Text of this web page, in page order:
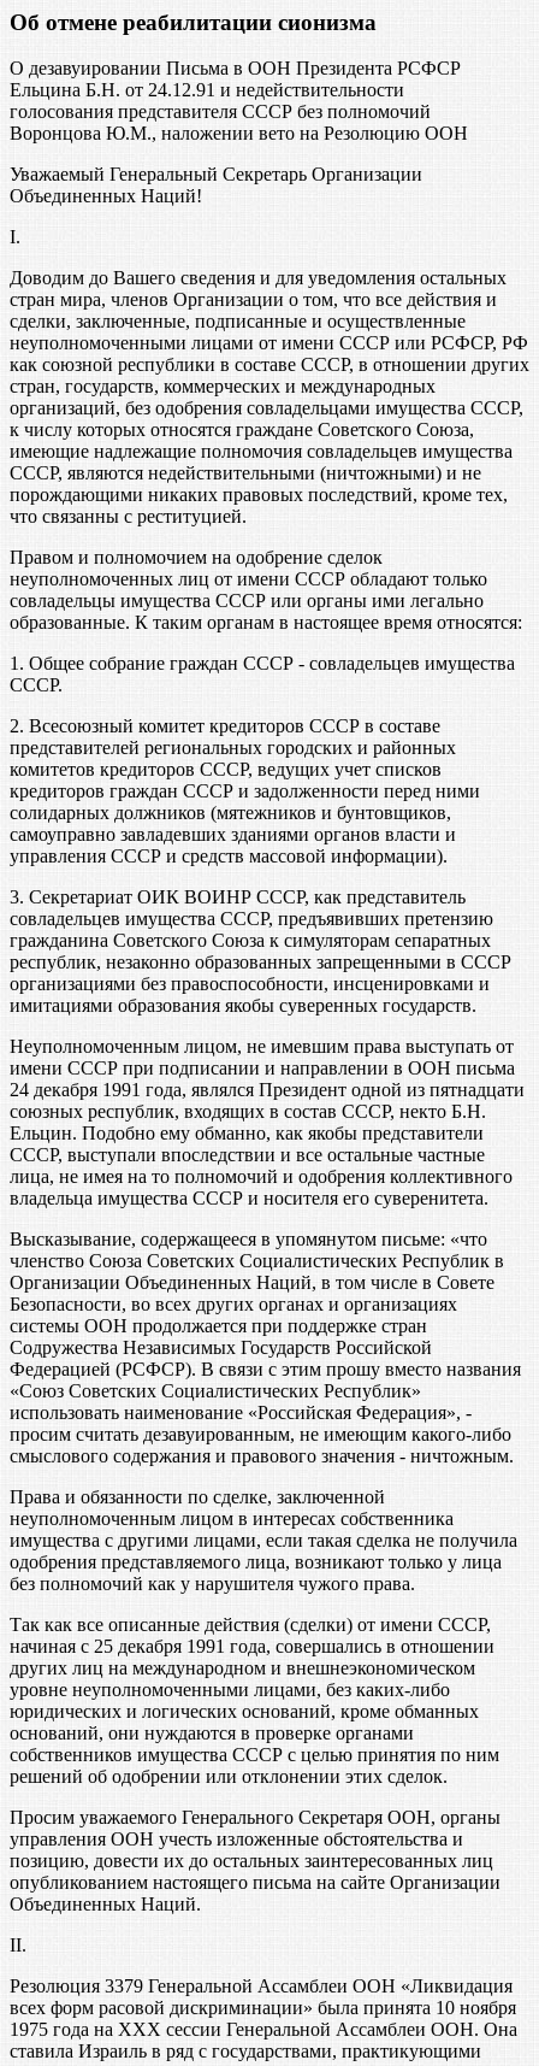
Об отмене реабилитации сионизма
О дезавуировании Письма в ООН Президента РСФСР
Ельцина Б.Н. от 24.12.91 и недействительности
голосования представителя СССР без полномочий
Воронцова Ю.М., наложении вето на Резолюцию ООН
Уважаемый Генеральный Секретарь Организации
Объединенных Наций!
I.
Доводим до Вашего сведения и для уведомления остальных
стран мира, членов Организации о том, что все действия и
сделки, заключенные, подписанные и осуществленные
неуполномоченными лицами от имени СССР или РСФСР, РФ
как союзной республики в составе СССР, в отношении других
стран, государств, коммерческих и международных
организаций, без одобрения совладельцами имущества СССР,
к числу которых относятся граждане Советского Союза,
имеющие надлежащие полномочия совладельцев имущества
СССР, являются недействительными (ничтожными) и не
порождающими никаких правовых последствий, кроме тех,
что связанны с реституцией.
Правом и полномочием на одобрение сделок
неуполномоченных лиц от имени СССР обладают только
совладельцы имущества СССР или органы ими легально
образованные. К таким органам в настоящее время относятся:
1. Общее собрание граждан СССР - совладельцев имущества
СССР.
2. Всесоюзный комитет кредиторов СССР в составе
представителей региональных городских и районных
комитетов кредиторов СССР, ведущих учет списков
кредиторов граждан СССР и задолженности перед ними
солидарных должников (мятежников и бунтовщиков,
самоуправно завладевших зданиями органов власти и
управления СССР и средств массовой информации).
3. Секретариат ОИК ВОИНР СССР, как представитель
совладельцев имущества СССР, предъявивших претензию
гражданина Советского Союза к симуляторам сепаратных
республик, незаконно образованных запрещенными в СССР
организациями без правоспособности, инсценировками и
имитациями образования якобы суверенных государств.
Неуполномоченным лицом, не имевшим права выступать от
имени СССР при подписании и направлении в ООН письма
24 декабря 1991 года, являлся Президент одной из пятнадцати
союзных республик, входящих в состав СССР, некто Б.Н.
Ельцин. Подобно ему обманно, как якобы представители
СССР, выступали впоследствии и все остальные частные
лица, не имея на то полномочий и одобрения коллективного
владельца имущества СССР и носителя его суверенитета.
Высказывание, содержащееся в упомянутом письме: «что
членство Союза Советских Социалистических Республик в
Организации Объединенных Наций, в том числе в Совете
Безопасности, во всех других органах и организациях
системы ООН продолжается при поддержке стран
Содружества Независимых Государств Российской
Федерацией (РСФСР). В связи с этим прошу вместо названия
«Союз Советских Социалистических Республик»
использовать наименование «Российская Федерация», -
просим считать дезавуированным, не имеющим какого-либо
смыслового содержания и правового значения - ничтожным.
Права и обязанности по сделке, заключенной
неуполномоченным лицом в интересах собственника
имущества с другими лицами, если такая сделка не получила
одобрения представляемого лица, возникают только у лица
без полномочий как у нарушителя чужого права.
Так как все описанные действия (сделки) от имени СССР,
начиная с 25 декабря 1991 года, совершались в отношении
других лиц на международном и внешнеэкономическом
уровне неуполномоченными лицами, без каких-либо
юридических и логических оснований, кроме обманных
оснований, они нуждаются в проверке органами
собственников имущества СССР с целью принятия по ним
решений об одобрении или отклонении этих сделок.
Просим уважаемого Генерального Секретаря ООН, органы
управления ООН учесть изложенные обстоятельства и
позицию, довести их до остальных заинтересованных лиц
опубликованием настоящего письма на сайте Организации
Объединенных Наций.
II.
Резолюция 3379 Генеральной Ассамблеи ООН «Ликвидация
всех форм расовой дискриминации» была принята 10 ноября
1975 года на XXX сессии Генеральной Ассамблеи ООН. Она
ставила Израиль в ряд с государствами, практикующими